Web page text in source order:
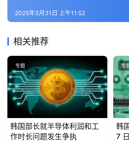
2025年3月31日 上午11:52
相关推荐
专题
韩国部长就半导体利润和工
作时长问题发生争执
专
韩
7